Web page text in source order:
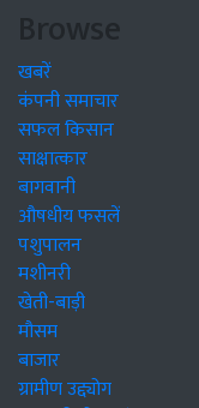
Browse
खबरें
कंपनी समाचार
सफल किसान
साक्षात्कार
बागवानी
औषधीय फसलें
पशुपालन
मशीनरी
खेती-बाड़ी
मौसम
बाजार
ग्रामीण उद्द्योग